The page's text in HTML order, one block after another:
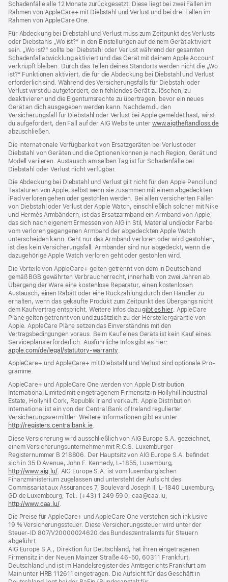
Schadenfälle alle 12 Monate zurückgesetzt. Diese liegt bei zwei Fällen im
Rahmen von AppleCare+ mit Diebstahl und Verlust und bei drei Fällen im
Rahmen von AppleCare One.
Für Abdeckung bei Diebstahl und Verlust muss zum Zeit­punkt des Verlusts
oder Dieb­stahls „Wo ist?“ in den Einstellungen auf deinem Gerät aktiviert
sein. „Wo ist?“ sollte bei Diebstahl oder Verlust während der gesamten
Schadenfallabwicklung aktiviert und das Gerät mit deinem Apple Account
verknüpft bleiben. Durch das Teilen deines Standorts werden nicht die „Wo
ist?“ Funktionen aktiviert, die für die Abdeckung bei Diebstahl und Verlust
erforderlich sind. Während des Versicherungs­falls für Diebstahl oder
Verlust wirst du aufgefordert, dein fehlendes Gerät zu löschen, zu
deaktivieren und die Eigentums­rechte zu übertragen, bevor ein neues
Gerät an dich ausgegeben werden kann. Nachdem du den
Versicherungsfall für Diebstahl oder Verlust bei Apple gemeldet hast, wirst
du aufgefordert, den Fall auf der AIG Website unter www.aigtheftandloss.de
abzuschließen.
Die internationale Verfügbarkeit von Ersatzgeräten bei Verlust oder
Diebstahl von Geräten und die Optionen können je nach Region, Gerät und
Modell variieren. Austausch am selben Tag ist für Schadenfälle bei
Diebstahl oder Verlust nicht verfügbar.
Die Abdeckung bei Diebstahl und Verlust gilt nicht für den Apple Pencil und
Tastaturen von Apple, selbst wenn sie zusammen mit einem abgedeckten
iPad verloren gehen oder gestohlen werden. Bei allen versicherten Fällen
von Diebstahl oder Verlust der Apple Watch, einschließlich solcher mit Nike
und Hermès Armbändern, ist das Ersatzarmband ein Armband von Apple,
das sich nach eigenem Ermessen von AIG in Stil, Material und/oder Farbe
vom verloren gegangenen Armband der abgedeckten Apple Watch
unterscheiden kann. Geht nur das Armband verloren oder wird gestohlen,
ist dies kein Versicherungsfall. Armbänder sind nur abgedeckt, wenn die
dazugehörige Apple Watch verloren geht oder gestohlen wird.
Die Vorteile von AppleCare+ gelten getrennt von dem in Deutschland
gemäß BGB gewährten Verbraucher­recht, inner­halb von zwei Jahren ab
Übergang der Ware eine kosten­lose Reparatur, einen kosten­losen
Austausch, einen Rabatt oder eine Rück­zahlung durch den Händler zu
erhalten, wenn das gekaufte Produkt zum Zeit­punkt des Übergangs nicht
dem Kauf­vertrag ent­spricht. Weitere Infos dazugibt es hier(Öffnet
ein
Fenster)
. AppleCare
Pläne gelten getrennt von und zu­sätz­lich zu der Hersteller­garantie von
Apple. AppleCare Pläne setzen das Einverständnis mit den
Vertragsbedingungen voraus. Beim Kauf eines Geräts ist kein Kauf eines
Serviceplans erfor­der­lich. Ausführliche Infos gibt es hier:
apple.com/de/legal/statutory-warranty
neues
AppleCare+ und AppleCare+ mit Dieb­stahl und Verlust sind optionale Pro­
gramme.
AppleCare+ und AppleCare One werden von Apple Distribution
International Limited mit eingetragenem Firmensitz in Hollyhill Industrial
Estate, Hollyhill Cork, Republik Irland verkauft. Apple Distribution
International ist ein von der Central Bank of Ireland regulierter
Versicherungsvermittler. Weitere Informationen gibt es unter
http://registers.centralbank.ie(Öffnet
neues
Fenster)
.
Diese Versicherung wird ausschließlich von AIG Europe S.A. gezeichnet,
einem Versicherungsunternehmen mit R.C.S. Luxemburger
Registernummer B 218806. Der Hauptsitz von AIG Europe S.A. befindet
sich in 35 D Avenue, John F. Kennedy, L‑1855, Luxemburg,
http://www.aig.lu/(Öffnet
ein
neues
Fenster)
. AIG Europe S.A. ist vom luxemburgischen
Finanzministerium zugelassen und untersteht der Aufsicht des
Commissariat aux Assurances 7, Boulevard Joseph II, L‑1840 Luxemburg,
GD de Luxembourg, Tel.: (+43) 1 249 59 0, caa@caa.lu,
http://www.caa.lu/(Öffnet
neues
Fenster)
.
Die Preise für AppleCare+ und AppleCare One verstehen sich inklusive
19 % Versicherungssteuer. Diese Versicherungssteuer wird unter der
Steuer‑ID 807/V20000024620 des Bundeszentralamts für Steuern
abgeführt.
AIG Europe S.A., Direktion für Deutschland, hat ihren eingetragenen
Firmensitz in der Neuen Mainzer Straße 46‑50, 60311 Frankfurt,
Deutschland und ist im Handelsregister des Amtsgerichts Frankfurt am
Main unter HRB 112611 eingetragen. Die Aufsicht für das Geschäft in